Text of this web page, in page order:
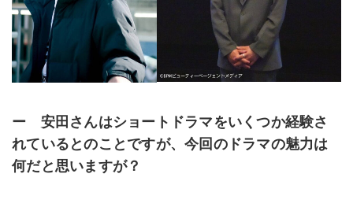
ー 安田さんはショートドラマをいくつか経験さ
れているとのことですが、今回のドラマの魅力は
何だと思いますが？